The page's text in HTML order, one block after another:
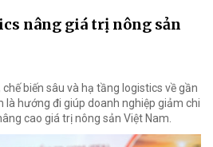
nâng giá trị nông sản
biến sâu và hạ tầng logistics về gần
là hướng đi giúp doanh nghiệp giảm chi
cao giá trị nông sản Việt Nam.